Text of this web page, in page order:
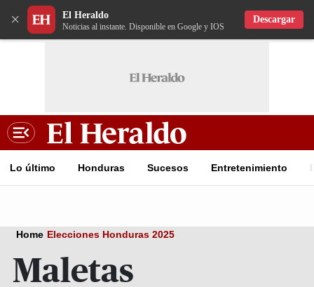
× El Heraldo
Noticias al instante. Disponible en Google y IOS
Descargar
Lo último Honduras Sucesos Entretenimiento
Home Elecciones Honduras 2025
Maletas